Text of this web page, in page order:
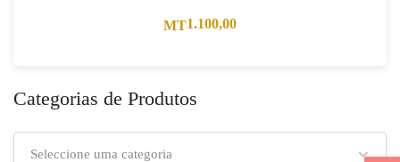
DUPLA BRANCO
MT1.100,00
Categorias de Produtos
Seleccione uma categoria